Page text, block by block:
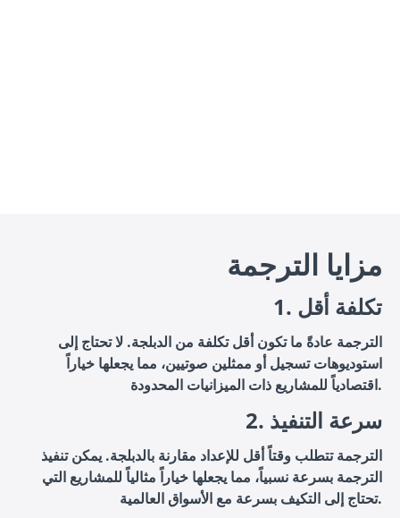
مزايا الترجمة
1. تكلفة أقل
الترجمة عادةً ما تكون أقل تكلفة من الدبلجة. لا تحتاج إلى
استوديوهات تسجيل أو ممثلين صوتيين، مما يجعلها خياراً
اقتصادياً للمشاريع ذات الميزانيات المحدودة.
2. سرعة التنفيذ
الترجمة تتطلب وقتاً أقل للإعداد مقارنة بالدبلجة. يمكن تنفيذ
الترجمة بسرعة نسبياً، مما يجعلها خياراً مثالياً للمشاريع التي
تحتاج إلى التكيف بسرعة مع الأسواق العالمية.